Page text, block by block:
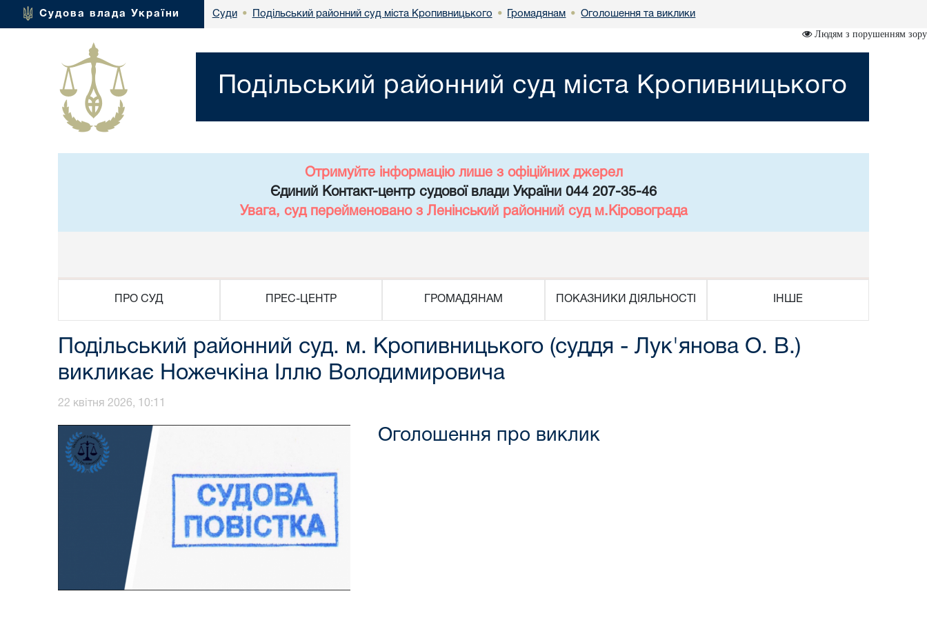
Судова влада України Суди • Подільський районний суд міста Кропивницького • Громадянам • Оголошення та виклики
Людям з порушенням зору
Подільський районний суд міста Кропивницького
Отримуйте інформацію лише з офіційних джерел
Єдиний Контакт-центр судової влади України 044 207-35-46
Увага, суд перейменовано з Ленінський районний суд м.Кіровограда
ПРО СУД ПРЕС-ЦЕНТР ГРОМАДЯНАМ ПОКАЗНИКИ ДІЯЛЬНОСТІ ІНШЕ
Подільський районний суд. м. Кропивницького (суддя - Лук'янова О. В.)
викликає Ножечкіна Іллю Володимировича
22 квітня 2026, 10:11
Оголошення про виклик